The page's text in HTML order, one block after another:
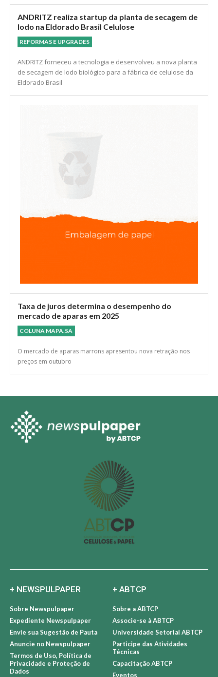
ANDRITZ realiza startup da planta de secagem de
lodo na Eldorado Brasil Celulose
REFORMAS E UPGRADES
ANDRITZ forneceu a tecnologia e desenvolveu a nova planta
de secagem de lodo biológico para a fábrica de celulose da
Eldorado Brasil
Taxa de juros determina o desempenho do
mercado de aparas em 2025
COLUNA MAPA.SA
O mercado de aparas marrons apresentou nova retração nos
preços em outubro
+ NEWSPULPAPER
Sobre Newspulpaper
Expediente Newspulpaper
Envie sua Sugestão de Pauta
Anuncie no Newspulpaper
Termos de Uso, Política de
Privacidade e Proteção de
Dados
+ ABTCP
Sobre a ABTCP
Associe-se à ABTCP
Universidade Setorial ABTCP
Participe das Atividades
Técnicas
Capacitação ABTCP
Eventos